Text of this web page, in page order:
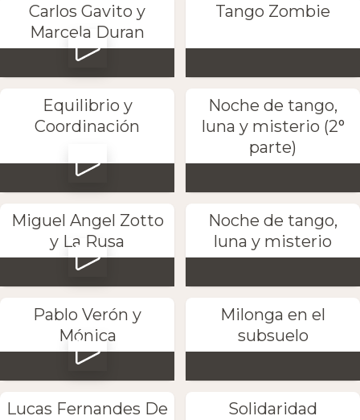
Carlos Gavito y
Marcela Duran
Tango Zombie
Equilibrio y
Coordinación
Noche de tango,
luna y misterio (2°
parte)
Miguel Angel Zotto
y La Rusa
Noche de tango,
luna y misterio
Pablo Verón y
Mónica
Milonga en el
subsuelo
Lucas Fernandes De
Solidaridad